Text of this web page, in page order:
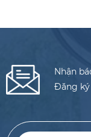
Nhận
Đăng